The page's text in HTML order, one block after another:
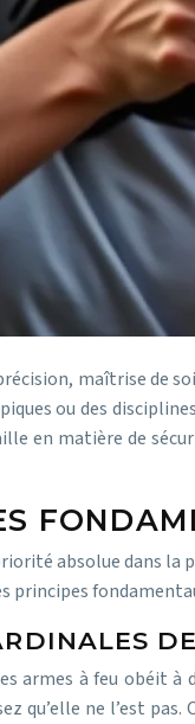
maîtrise de
ou des
en matière de
absolue dans
principes
armes à feu obéit
qu’elle ne l’est